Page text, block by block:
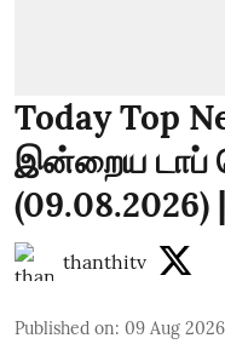
Today Top
இன்றைய டாப்
thanthitv
Published on: 09 Aug